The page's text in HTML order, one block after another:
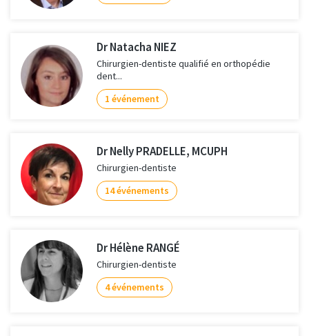
Dr Natacha NIEZ
Chirurgien-dentiste qualifié en orthopédie
dent...
1 événement
Dr Nelly PRADELLE, MCUPH
Chirurgien-dentiste
14 événements
Dr Hélène RANGÉ
Chirurgien-dentiste
4 événements